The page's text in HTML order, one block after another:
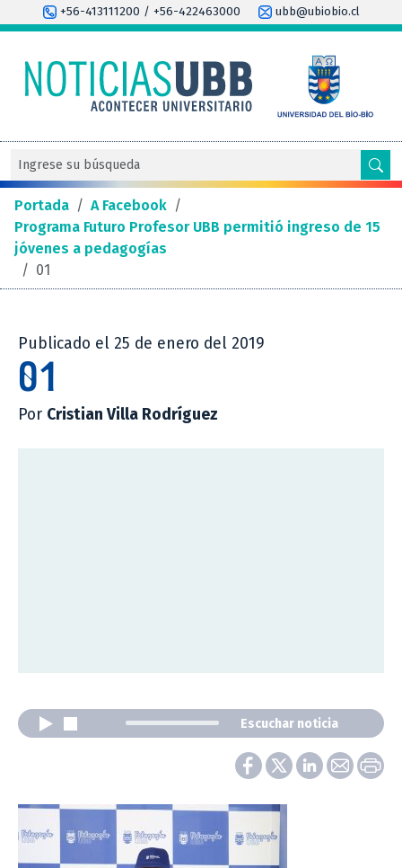
+56-413111200 / +56-422463000 ubb@ubiobio.cl
Portada / A Facebook /
Programa Futuro Profesor UBB permitió ingreso de 15
jóvenes a pedagogías
/ 01
Publicado el 25 de enero del 2019
01
Por Cristian Villa Rodríguez
Escuchar noticia